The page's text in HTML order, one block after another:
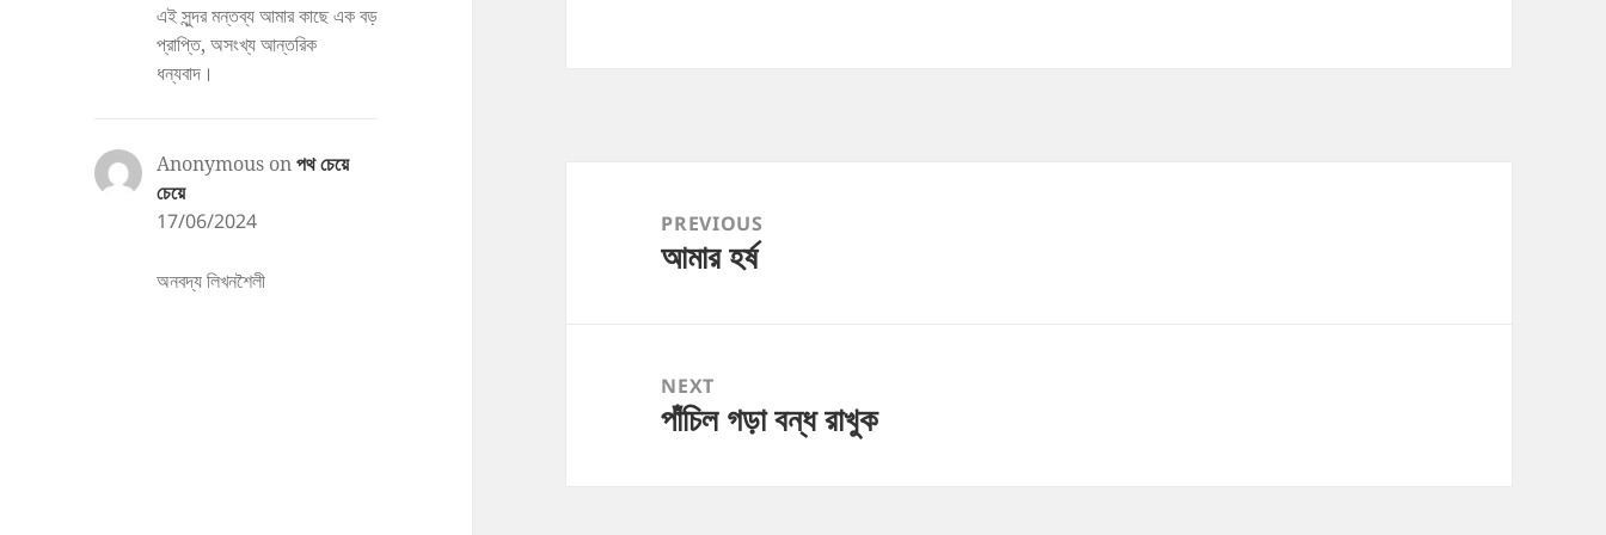
এই সুন্দর মন্তব্য আমার কাছে এক বড়
প্রাপ্তি, অসংখ্য আন্তরিক
ধন্যবাদ।
Anonymous onপথ চেয়ে
চেয়ে
17/06/2024
অনবদ্য লিখনশৈলী
navigationPREVIOUS
Previous
আমার হর্ষ
NEXT
Next
পাঁচিল গড়া বন্ধ রাখুক